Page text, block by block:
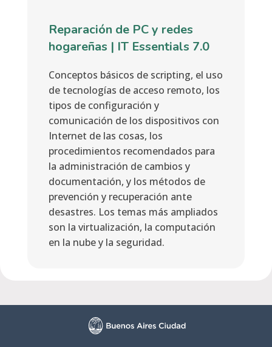
Reparación de PC y redes
hogareñas | IT Essentials 7.0
Conceptos básicos de scripting, el uso
de tecnologías de acceso remoto, los
tipos de configuración y
comunicación de los dispositivos con
Internet de las cosas, los
procedimientos recomendados para
la administración de cambios y
documentación, y los métodos de
prevención y recuperación ante
desastres. Los temas más ampliados
son la virtualización, la computación
en la nube y la seguridad.